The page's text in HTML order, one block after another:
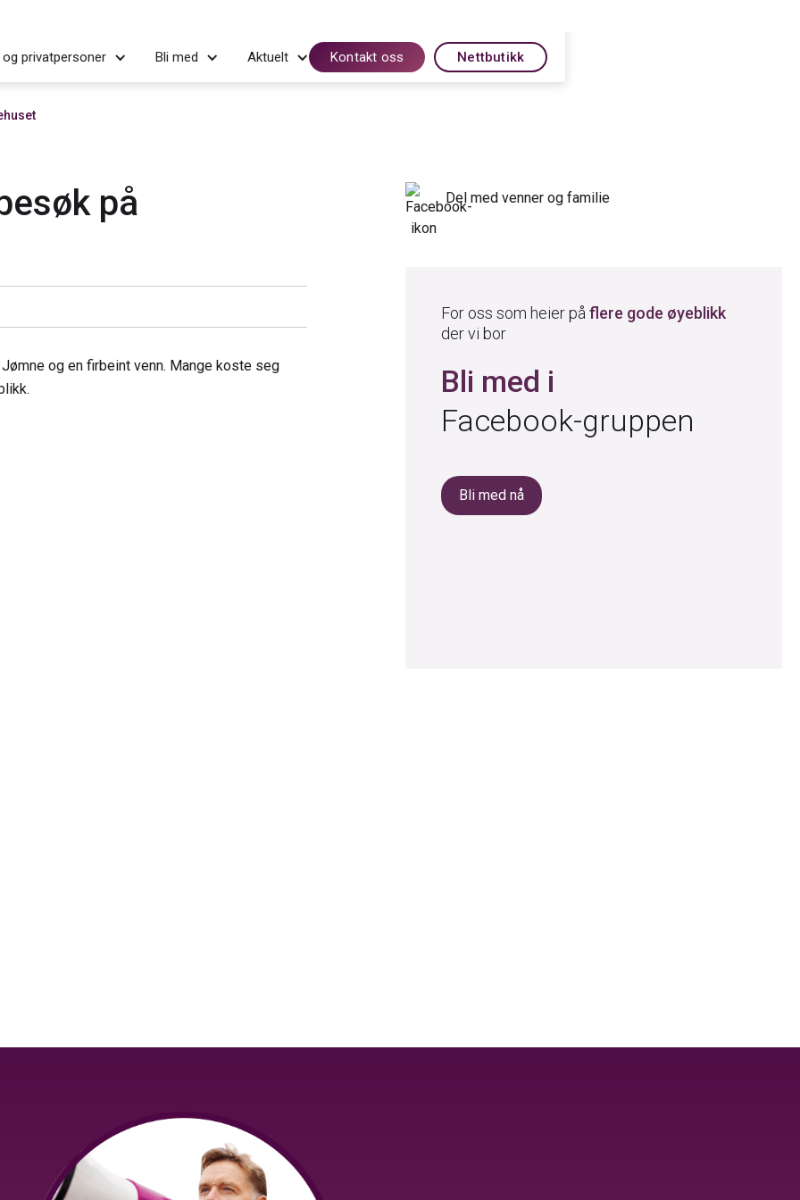
privatpersoner Bli med Aktuelt Kontakt oss Nettbutikk
på
og en firbeint venn. Mange koste seg
Del med venner og familie
For oss som heier påflere gode øyeblikk
der vi bor
Bli med i
Facebook-gruppen
Bli med nå